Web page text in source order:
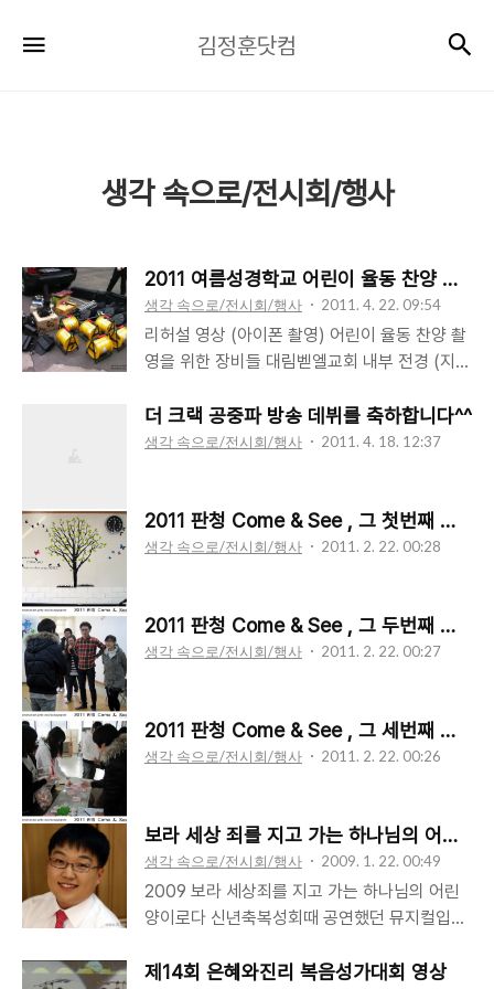
정
김정훈닷컴
생각 속으로/전시회/행사
2011 여름성경학교 어린이 율동 찬양 영상
생각 속으로/전시회/행사 2011. 4. 22. 09:54
리허설 영상 (아이폰 촬영) 어린이 율동 찬양 촬
영을 위한 장비들 대림벧엘교회 내부 전경 (지하
촬영 준비중 이렇게 한팀씩 세팀으로 구성된 16
명의 율동팀 아이들 곡 바뀌는동안 잠시 휴식^^
다 끝나고 늦은 시각이지만 맛있는 저녁식사^^
맛이 아주 괜찮았답니다^^
더 크랙 공중파 방송 데뷔를 축하합니다^^
생각 속으로/전시회/행사 2011. 4. 18. 12:37
2011 판청 Come & See , 그 첫번째 이야기
생각 속으로/전시회/행사 2011. 2. 22. 00:28
2011 판청 Come & See , 그 두번째 이야기
생각 속으로/전시회/행사 2011. 2. 22. 00:27
2011 판청 Come & See , 그 세번째 이야기
생각 속으로/전시회/행사 2011. 2. 22. 00:26
보라 세상 죄를 지고 가는 하나님의 어린양
생각 속으로/전시회/행사 2009. 1. 22. 00:49
2009 보라 세상죄를 지고 가는 하나님의 어린
양이로다 신년축복성회때 공연했던 뮤지컬입니
습니다^^ 더 많은 사진은 상단의 "앨범 보기"를
제14회 은혜와진리 복음성가대회 영상